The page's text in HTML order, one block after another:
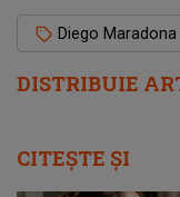
DISTRIBUIE
Diego Maradona
CITEȘTE ȘI